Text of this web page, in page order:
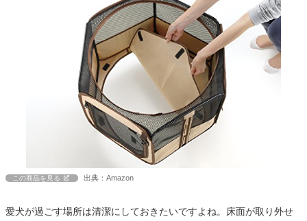
この商品を見る 出典：Amazon
愛犬が過ごす場所は清潔にしておきたいですよね。床面が取り外せ